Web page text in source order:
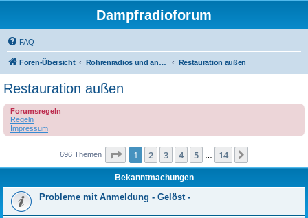
Dampfradioforum
FAQ
Foren-Übersicht Röhrenradios und andere Dampfradios Restauration außen
Restauration außen
Forumsregeln
Regeln
Impressum
696 Themen Seite 1von 14
1 2 3 4 5 14
Bekanntmachungen
Probleme mit Anmeldung - Gelöst -